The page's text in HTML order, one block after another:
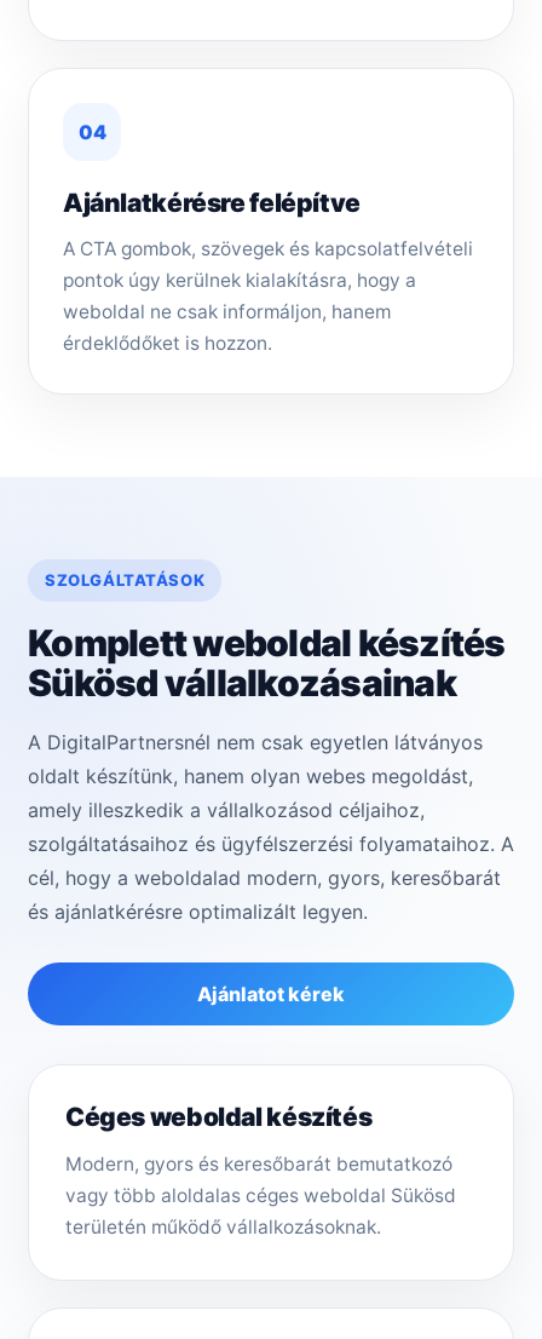
04
Ajánlatkérésre felépítve
A CTA gombok, szövegek és kapcsolatfelvételi
pontok úgy kerülnek kialakításra, hogy a
weboldal ne csak informáljon, hanem
érdeklődőket is hozzon.
SZOLGÁLTATÁSOK
Komplett weboldal készítés
Sükösd vállalkozásainak
A DigitalPartnersnél nem csak egyetlen látványos
oldalt készítünk, hanem olyan webes megoldást,
amely illeszkedik a vállalkozásod céljaihoz,
szolgáltatásaihoz és ügyfélszerzési folyamataihoz. A
cél, hogy a weboldalad modern, gyors, keresőbarát
és ajánlatkérésre optimalizált legyen.
Ajánlatot kérek
Céges weboldal készítés
Modern, gyors és keresőbarát bemutatkozó
vagy több aloldalas céges weboldal Sükösd
területén működő vállalkozásoknak.